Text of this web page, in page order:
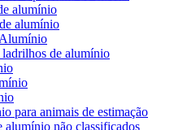
alumínio
alumínio
ladrilhos de alumínio
para animais de estimação
alumínio não classificados